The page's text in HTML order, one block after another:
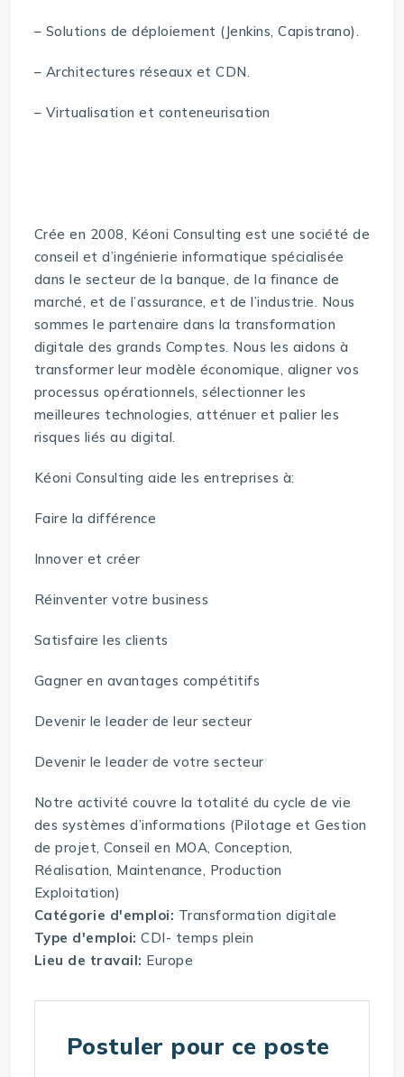
– Solutions de déploiement (Jenkins, Capistrano).
– Architectures réseaux et CDN.
– Virtualisation et conteneurisation
Crée en 2008, Kéoni Consulting est une société de
conseil et d’ingénierie informatique spécialisée
dans le secteur de la banque, de la finance de
marché, et de l’assurance, et de l’industrie. Nous
sommes le partenaire dans la transformation
digitale des grands Comptes. Nous les aidons à
transformer leur modèle économique, aligner vos
processus opérationnels, sélectionner les
meilleures technologies, atténuer et palier les
risques liés au digital.
Kéoni Consulting aide les entreprises à:
Faire la différence
Innover et créer
Réinventer votre business
Satisfaire les clients
Gagner en avantages compétitifs
Devenir le leader de leur secteur
Devenir le leader de votre secteur
Notre activité couvre la totalité du cycle de vie
des systèmes d’informations (Pilotage et Gestion
de projet, Conseil en MOA, Conception,
Réalisation, Maintenance, Production
Exploitation)
Catégorie d'emploi: Transformation digitale
Type d'emploi:CDI- temps plein
Lieu de travail: Europe
Postuler pour ce poste